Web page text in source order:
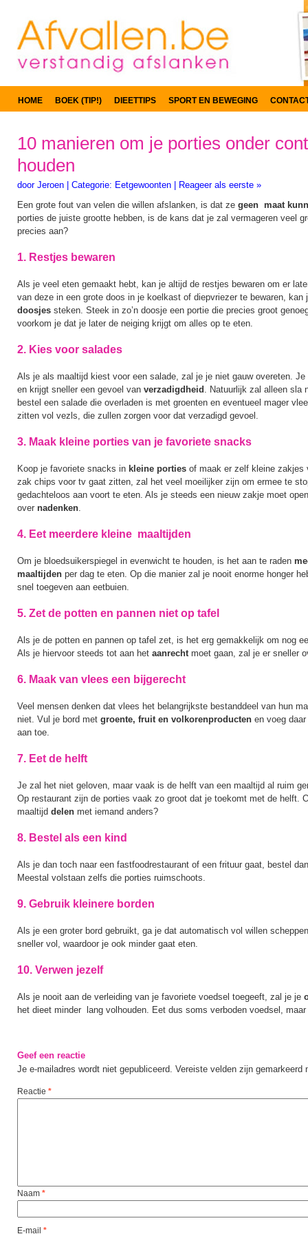
HOME BOEK (TIP!) DIEETTIPS SPORT EN BEWEGING
10 manieren om je porties onder
houden
door Jeroen Categorie: Eetgewoonten
Reageer als eerste »
Een grote fout van velen die willen afslanken, is dat ze geen maat
porties de juiste grootte hebben, is de kans dat je zal vermageren veel
precies aan?
1. Restjes bewaren
Als je veel eten gemaakt hebt, kan je altijd de restjes bewaren om er
van deze in een grote doos in je koelkast of diepvriezer te bewaren,
doosjes steken. Steek in zo’n doosje een portie die precies groot
voorkom je dat je later de neiging krijgt om alles op te eten.
2. Kies voor salades
Als je als maaltijd kiest voor een salade, zal je je niet gauw overeten.
en krijgt sneller een gevoel van verzadigdheid . Natuurlijk zal alleen sla
bestel een salade die overladen is met groenten en eventueel mager
zitten vol vezls, die zullen zorgen voor dat verzadigd gevoel.
3. Maak kleine porties van je favoriete snacks
Koop je favoriete snacks in kleine porties of maak er zelf kleine zakjes
zak chips voor tv gaat zitten, zal het veel moeilijker zijn om ermee te
gedachteloos aan voort te eten. Als je steeds een nieuw zakje moet
over nadenken.
4. Eet meerdere kleine maaltijden
Om je bloedsuikerspiegel in evenwicht te houden, is het aan te raden
maaltijden per dag te eten. Op die manier zal je nooit enorme honger
snel toegeven aan eetbuien.
5. Zet de potten en pannen niet op tafel
Als je de potten en pannen op tafel zet, is het erg gemakkelijk om nog
Als je hiervoor steeds tot aan het aanrecht moet gaan, zal je er sneller
6. Maak van vlees een bijgerecht
Veel mensen denken dat vlees het belangrijkste bestanddeel van hun
niet. Vul je bord met groente, fruit en volkorenproducten en voeg
aan toe.
7. Eet de helft
Je zal het niet geloven, maar vaak is de helft van een maaltijd al ruim
Op restaurant zijn de porties vaak zo groot dat je toekomt met de helft.
maaltijd delen met iemand anders?
8. Bestel als een kind
Als je dan toch naar een fastfoodrestaurant of een frituur gaat, bestel
Meestal volstaan zelfs die porties ruimschoots.
9. Gebruik kleinere borden
Als je een groter bord gebruikt, ga je dat automatisch vol willen
sneller vol, waardoor je ook minder gaat eten.
10. Verwen jezelf
Als je nooit aan de verleiding van je favoriete voedsel toegeeft, zal je je
het dieet minder lang volhouden. Eet dus soms verboden voedsel,
Geef een reactie
Je e-mailadres wordt niet gepubliceerd. Vereiste velden zijn gemarkeerd
Reactie *
Naam *
E-mail *